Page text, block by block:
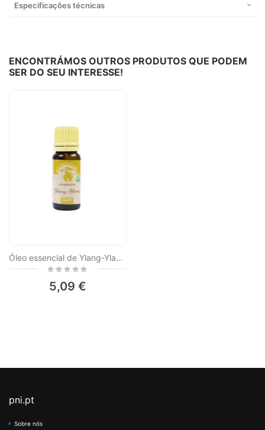
Especificações técnicas
ENCONTRÁMOS OUTROS PRODUTOS QUE PODEM
SER DO SEU INTERESSE!
Óleo essencial de Ylang-Ylang (Cananga odorata), 100% puro sem adição, 10 ml
Rating:
5,09 €
pni.pt
Sobre nós